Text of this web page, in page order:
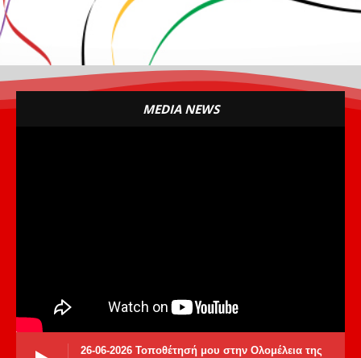
MEDIA NEWS
26-06-2026 Τοποθέτησή μου στην Ολομέλεια της